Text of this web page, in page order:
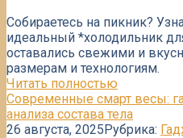
Собираетесь на пикник?
идеальный *холодильник
оставались свежими и
размерам и технологиям.
Читать полностью
Современные смарт весы:
анализа состава тела
26 августа, 2025Рубрика: